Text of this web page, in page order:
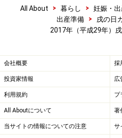
2017年8月の戌の日
8月15日(火)大安
8月27日(日)赤口
2017年9月の戌の日
All About > 暮らし > 妊娠・
出産準備
> 戌の日
2017年（平成29年）
会社概要 採
投資家情報 広
利用規約 プ
All Aboutについて 著
当サイトの情報についての注意 サ